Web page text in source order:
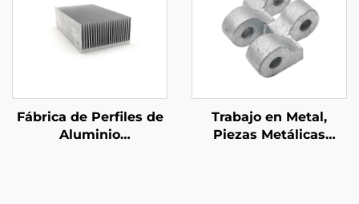
Fábrica de Perfiles de
Aluminio
Trabajo en Metal,
Piezas Metálicas